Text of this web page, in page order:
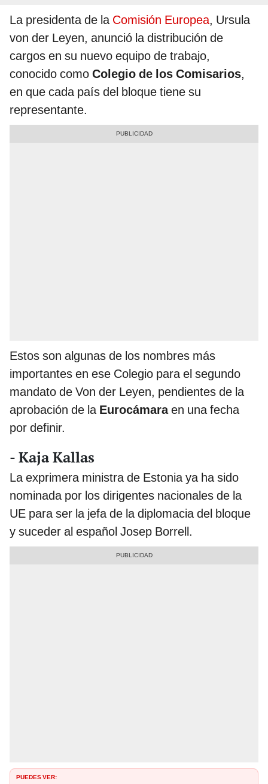
La presidenta de la Comisión Europea, Ursula
von der Leyen, anunció la distribución de
cargos en su nuevo equipo de trabajo,
conocido como Colegio de los Comisarios,
en que cada país del bloque tiene su
representante.
Estos son algunas de los nombres más
importantes en ese Colegio para el segundo
mandato de Von der Leyen, pendientes de la
aprobación de la Eurocámaraen una fecha
por definir.
- Kaja Kallas
La exprimera ministra de Estonia ya ha sido
nominada por los dirigentes nacionales de la
UE para ser la jefa de la diplomacia del bloque
y suceder al español Josep Borrell.
PUEDES VER: